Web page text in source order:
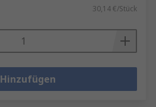
30,14 €/Stück
Hinzufügen